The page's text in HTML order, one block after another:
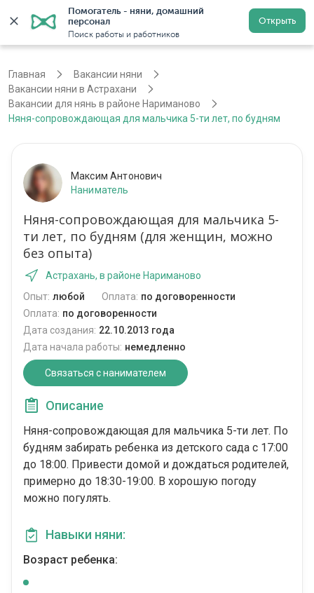
Помогатель - няни, домашний
персонал
Поиск работы и работников
Открыть
Астрахань Регистрация
Главная
Вакансии няни
Вакансии няни в Астрахани
Вакансии для нянь в районе Нариманово
Няня-сопровождающая для мальчика 5-ти лет, по будням
Максим Антонович
Наниматель
Няня-сопровождающая для мальчика 5-
ти лет, по будням (для женщин, можно
без опыта)
Астрахань, в районе Нариманово
Опыт: любой Оплата: по договоренности
Оплата: по договоренности
Дата создания: 22.10.2013 года
Дата начала работы: немедленно
Связаться с нанимателем
Описание
Няня-сопровождающая для мальчика 5-ти лет. По
будням забирать ребенка из детского сада с 17:00
до 18:00. Привести домой и дождаться родителей,
примерно до 18:30-19:00. В хорошую погоду
можно погулять.
Навыки няни:
Возраст ребенка: